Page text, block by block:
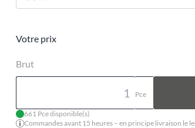
Votre prix
Brut
Pce
661 Pce disponible(s)
Commandes avant 15 heures – en principe livraison le